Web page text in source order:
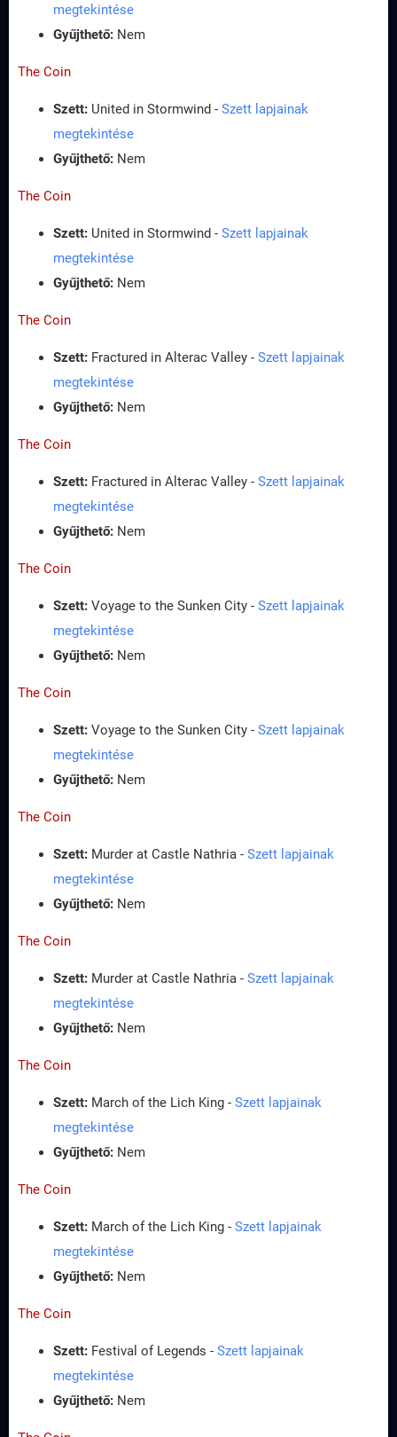
megtekintése
Gyűjthető: Nem
The Coin
Szett: United in Stormwind - Szett lapjainak
megtekintése
Gyűjthető: Nem
The Coin
Szett: United in Stormwind - Szett lapjainak
megtekintése
Gyűjthető: Nem
The Coin
Szett: Fractured in Alterac Valley - Szett lapjainak
megtekintése
Gyűjthető: Nem
The Coin
Szett: Fractured in Alterac Valley - Szett lapjainak
megtekintése
Gyűjthető: Nem
The Coin
Szett: Voyage to the Sunken City - Szett lapjainak
megtekintése
Gyűjthető: Nem
The Coin
Szett: Voyage to the Sunken City - Szett lapjainak
megtekintése
Gyűjthető: Nem
The Coin
Szett: Murder at Castle Nathria - Szett lapjainak
megtekintése
Gyűjthető: Nem
The Coin
Szett: Murder at Castle Nathria - Szett lapjainak
megtekintése
Gyűjthető: Nem
The Coin
Szett: March of the Lich King - Szett lapjainak
megtekintése
Gyűjthető: Nem
The Coin
Szett: March of the Lich King - Szett lapjainak
megtekintése
Gyűjthető: Nem
The Coin
Szett: Festival of Legends - Szett lapjainak
megtekintése
Gyűjthető: Nem